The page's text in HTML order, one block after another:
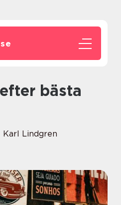
se
Karl Lindgren